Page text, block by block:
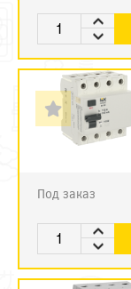
Под заказ